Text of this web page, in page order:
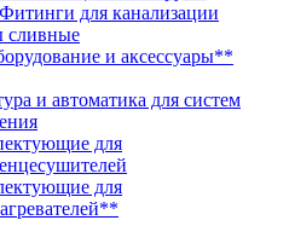
Фитинги для канализации
сливные
и аксессуары**
и автоматика для систем
для
для